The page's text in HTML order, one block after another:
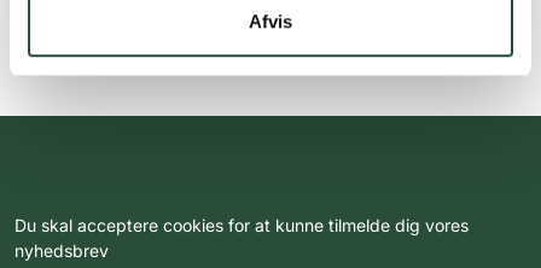
Afvis
Du skal acceptere cookies for at kunne tilmelde dig vores
nyhedsbrev